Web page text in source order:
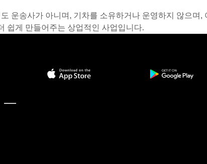
운송사가 아니며, 기차를 소유하거나 운영하지 않으며,
쉽게 만들어주는 상업적인 사업입니다.
—